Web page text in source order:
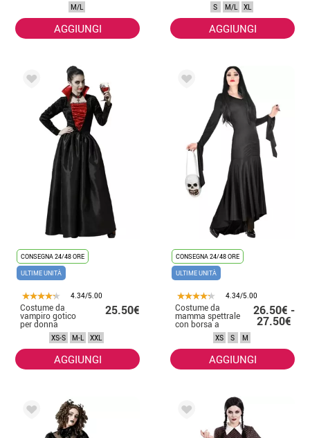
M/L
AGGIUNGI
S M/L XL
AGGIUNGI
CONSEGNA 24/48 ORE
ULTIME UNITÀ
4.34/5.00
Costume da
vampiro gotico
per donna
25.50€
XS-S M-L XXL
AGGIUNGI
CONSEGNA 24/48 ORE
ULTIME UNITÀ
4.34/5.00
Costume da
mamma spettrale
con borsa a
forma di teschio
26.50€ -
27.50€
XS S M
AGGIUNGI